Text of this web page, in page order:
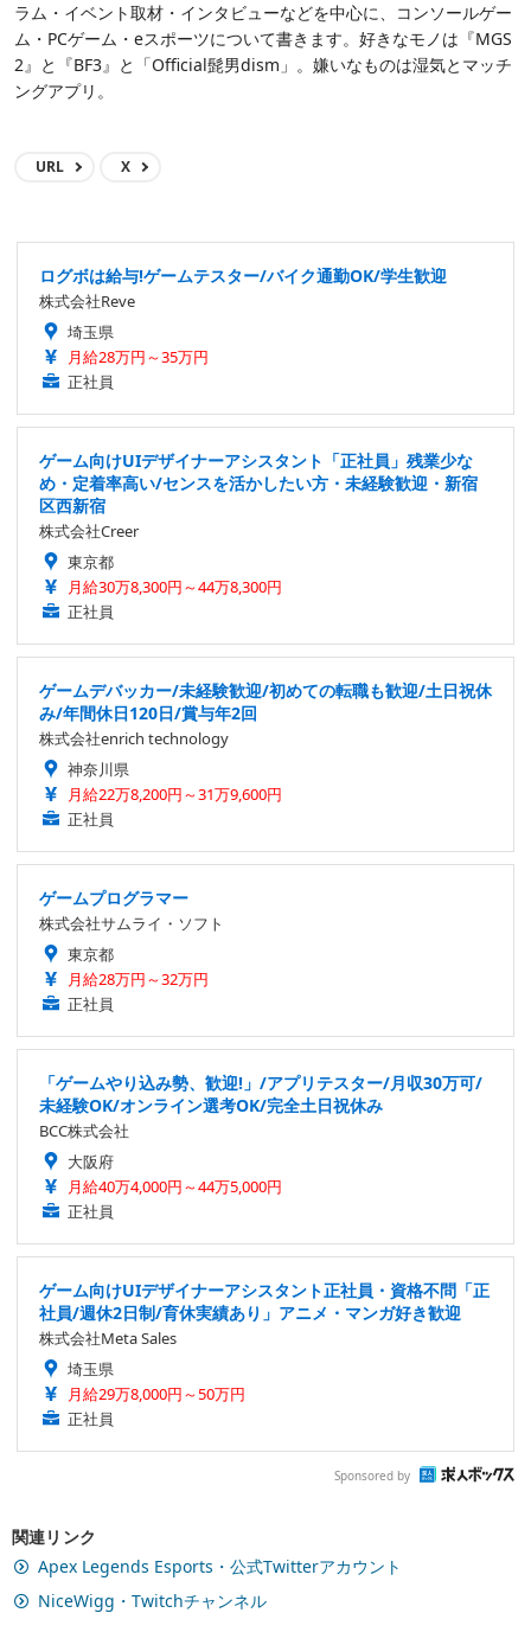
ラム・イベント取材・インタビューなどを中心に、コンソールゲー
ム・PCゲーム・eスポーツについて書きます。好きなモノは『MGS
2』と『BF3』と「Official髭男dism」。嫌いなものは湿気とマッチ
ングアプリ。
URL X
ログボは給与!ゲームテスター/バイク通勤OK/学生歓迎
株式会社Reve
埼玉県
月給28万円～35万円
正社員
ゲーム向けUIデザイナーアシスタント「正社員」残業少な
め・定着率高い/センスを活かしたい方・未経験歓迎・新宿
区西新宿
株式会社Creer
東京都
月給30万8,300円～44万8,300円
正社員
ゲームデバッカー/未経験歓迎/初めての転職も歓迎/土日祝休
み/年間休日120日/賞与年2回
株式会社enrich technology
神奈川県
月給22万8,200円～31万9,600円
正社員
ゲームプログラマー
株式会社サムライ・ソフト
東京都
月給28万円～32万円
正社員
「ゲームやり込み勢、歓迎!」/アプリテスター/月収30万可/
未経験OK/オンライン選考OK/完全土日祝休み
BCC株式会社
大阪府
月給40万4,000円～44万5,000円
正社員
ゲーム向けUIデザイナーアシスタント正社員・資格不問「正
社員/週休2日制/育休実績あり」アニメ・マンガ好き歓迎
株式会社Meta Sales
埼玉県
月給29万8,000円～50万円
正社員
Sponsored by
関連リンク
Apex Legends Esports・公式Twitterアカウント
NiceWigg・Twitchチャンネル